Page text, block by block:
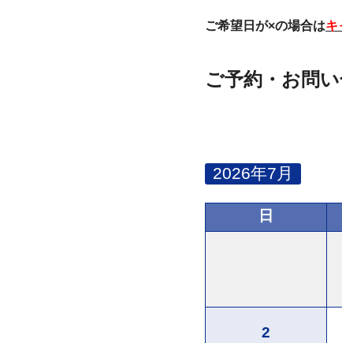
ご希望日が×の場合はキ
安心の施
Keeperコ
ご予約・お問
日
2
2026年7月